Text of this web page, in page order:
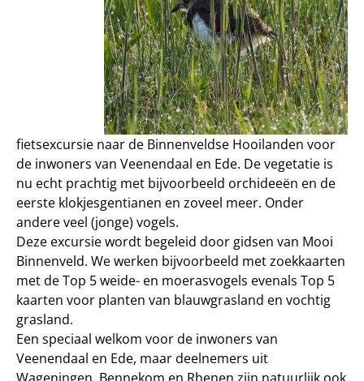
fietsexcursie naar de Binnenveldse Hooilanden voor
de inwoners van Veenendaal en Ede. De vegetatie is
nu echt prachtig met bijvoorbeeld orchideeën en de
eerste klokjesgentianen en zoveel meer. Onder
andere veel (jonge) vogels.
Deze excursie wordt begeleid door gidsen van Mooi
Binnenveld. We werken bijvoorbeeld met zoekkaarten
met de Top 5 weide- en moerasvogels evenals Top 5
kaarten voor planten van blauwgrasland en vochtig
grasland.
Een speciaal welkom voor de inwoners van
Veenendaal en Ede, maar deelnemers uit